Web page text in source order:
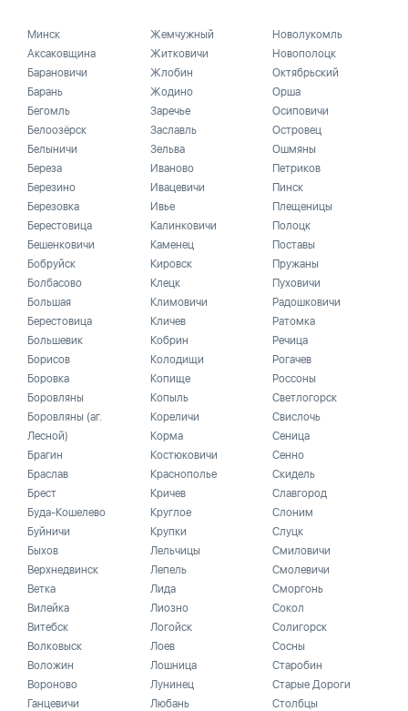
Минск
Аксаковщина
Барановичи
Барань
Бегомль
Белоозёрск
Белыничи
Береза
Березино
Березовка
Берестовица
Бешенковичи
Бобруйск
Болбасово
Большая
Берестовица
Большевик
Борисов
Боровка
Боровляны
Боровляны (аг.
Лесной)
Брагин
Браслав
Брест
Буда-Кошелево
Буйничи
Быхов
Верхнедвинск
Ветка
Вилейка
Витебск
Волковыск
Воложин
Вороново
Ганцевичи
Жемчужный
Житковичи
Жлобин
Жодино
Заречье
Заславль
Зельва
Иваново
Ивацевичи
Ивье
Калинковичи
Каменец
Кировск
Клецк
Климовичи
Кличев
Кобрин
Колодищи
Копище
Копыль
Кореличи
Корма
Костюковичи
Краснополье
Кричев
Круглое
Крупки
Лельчицы
Лепель
Лида
Лиозно
Логойск
Лоев
Лошница
Лунинец
Любань
Новолукомль
Новополоцк
Октябрьский
Орша
Осиповичи
Островец
Ошмяны
Петриков
Пинск
Плещеницы
Полоцк
Поставы
Пружаны
Пуховичи
Радошковичи
Ратомка
Речица
Рогачев
Россоны
Светлогорск
Свислочь
Сеница
Сенно
Скидель
Славгород
Слоним
Слуцк
Смиловичи
Смолевичи
Сморгонь
Сокол
Солигорск
Сосны
Старобин
Старые Дороги
Столбцы